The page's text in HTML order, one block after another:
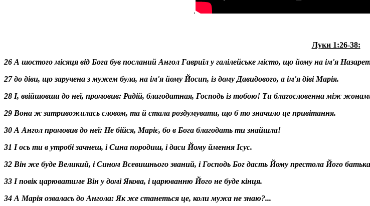
.
Луки 1:26-38:
26 А шостого місяця від Бога був посланий Ангол Гавриїл у галілейське місто, що йому на ім'я
27 до діви, що заручена з мужем була, на ім'я йому Йосип, із дому Давидового, а ім'я діві Марія.
28 І, ввійшовши до неї, промовив: Радій, благодатная, Господь із тобою! Ти благословенна між
29 Вона ж затривожилась словом, та й стала роздумувати, що б то значило це привітання.
30 А Ангол промовив до неї: Не бійся, Маріє, бо в Бога благодать ти знайшла!
31 І ось ти в утробі зачнеш, і Сина породиш, і даси Йому ймення Ісус.
32 Він же буде Великий, і Сином Всевишнього званий, і Господь Бог дасть Йому престола Його
33 І повік царюватиме Він у домі Якова, і царюванню Його не буде кінця.
34 А Марія озвалась до Ангола: Як же станеться це, коли мужа не знаю?...